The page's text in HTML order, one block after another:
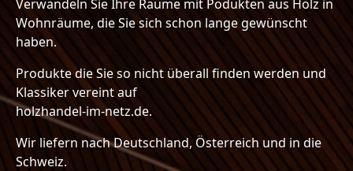
Verwandeln Sie Ihre Räume mit Podukten aus Holz in
Wohnräume, die Sie sich schon lange gewünscht
haben.
Produkte die Sie so nicht überall finden werden und
Klassiker vereint auf
holzhandel-im-netz.de.
Wir liefern nach Deutschland, Österreich und in die
Schweiz.